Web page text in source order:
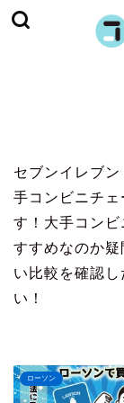
セブンイレブ
手コンビニチェ
す！大手コン
すすめなのか
い比較を確認
い！
ローソン